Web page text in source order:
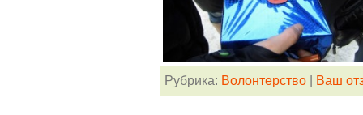
Рубрика: Волонтерство| Ваш